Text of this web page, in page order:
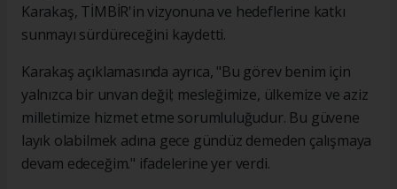
Karakaş, TİMBİR'in vizyonuna ve hedeflerine katkı
sunmayı sürdüreceğini kaydetti.
Karakaş açıklamasında ayrıca, "Bu görev benim için
yalnızca bir unvan değil; mesleğimize, ülkemize ve aziz
milletimize hizmet etme sorumluluğudur. Bu güvene
layık olabilmek adına gece gündüz demeden çalışmaya
devam edeceğim." ifadelerine yer verdi.